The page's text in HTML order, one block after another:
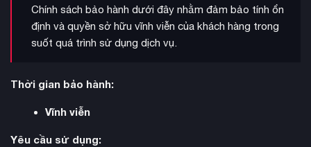
Sở hữu trọn đời:Bạn nhận được 01 Tài khoản tạo mới
(0h chơi) + 01 Email khởi tạo gốc.
Tự do đổi thông tin:Bạn toàn quyền thay đổi Mật khẩu,
Tính năng đầy đủ:
bình thường.
Quy trình giao hàng:
Chính sách bảo hành dưới đây nhằm đảm bảo tính ổn
định và quyền sở hữu vĩnh viễn của khách hàng trong
suốt quá trình sử dụng dịch vụ.
Thời gian bảo hành:
Vĩnh viễn
Yêu cầu sử dụng: